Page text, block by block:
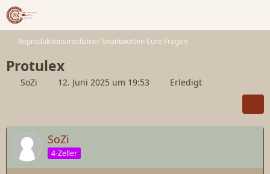
Reproduktionsmediziner beantworten Eure Fragen
Protulex
SoZi 12. Juni 2025 um 19:53 Erledigt
SoZi
4-Zeller